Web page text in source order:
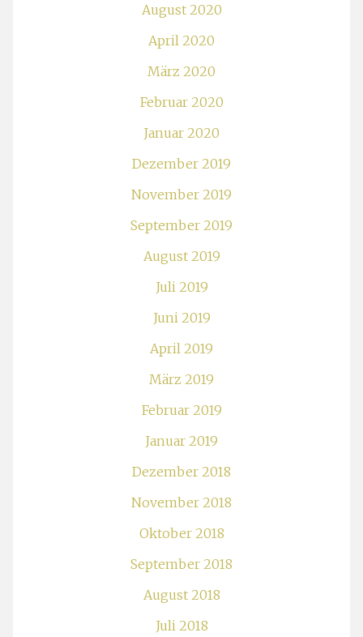
August 2020
April 2020
März 2020
Februar 2020
Januar 2020
Dezember 2019
November 2019
September 2019
August 2019
Juli 2019
Juni 2019
April 2019
März 2019
Februar 2019
Januar 2019
Dezember 2018
November 2018
Oktober 2018
September 2018
August 2018
Juli 2018